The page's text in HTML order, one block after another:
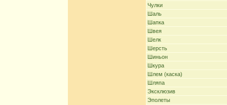
Чулки
Шаль
Шапка
Швея
Шелк
Шерсть
Шиньон
Шкура
Шлем (каска)
Шляпа
Эксклюзив
Эполеты